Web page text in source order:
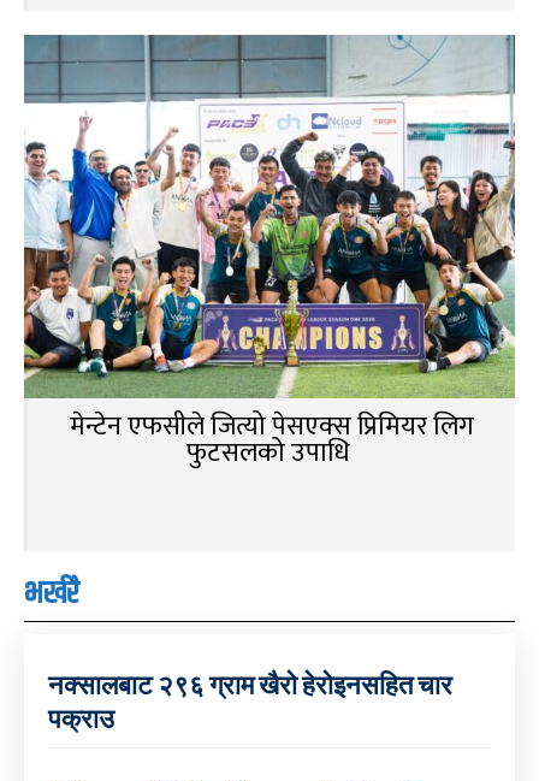
मेन्टेन एफसीले जित्यो पेसएक्स प्रिमियर लिग
फुटसलको उपाधि
भर्खरै
नक्सालबाट २९६ ग्राम खैरो हेरोइनसहित चार
पक्राउ